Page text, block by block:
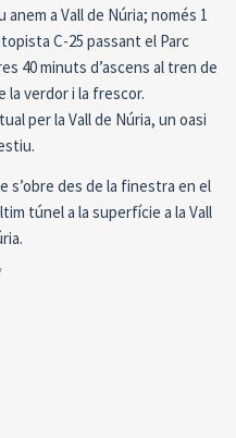
a Vall de Núria; només 1
C-25 passant el Parc
40 minuts d’ascens al tren de
la verdor i la frescor.
per la Vall de Núria, un oasi
s’obre des de la finestra en el
túnel a la superfície a la Vall